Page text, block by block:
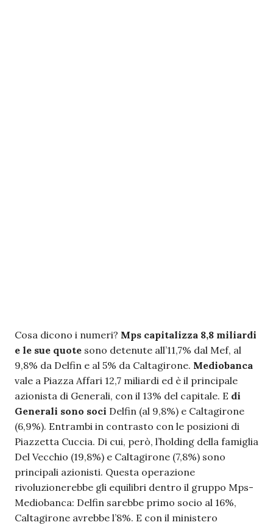
Cosa dicono i numeri? Mps capitalizza 8,8 miliardi
e le sue quote sono detenute all’11,7% dal Mef, al
9,8% da Delfin e al 5% da Caltagirone. Mediobanca
vale a Piazza Affari 12,7 miliardi ed è il principale
azionista di Generali, con il 13% del capitale. E di
Generali sono soci Delfin (al 9,8%) e Caltagirone
(6,9%). Entrambi in contrasto con le posizioni di
Piazzetta Cuccia. Di cui, però, l’holding della famiglia
Del Vecchio (19,8%) e Caltagirone (7,8%) sono
principali azionisti. Questa operazione
rivoluzionerebbe gli equilibri dentro il gruppo Mps-
Mediobanca: Delfin sarebbe primo socio al 16%,
Caltagirone avrebbe l’8%. E con il ministero